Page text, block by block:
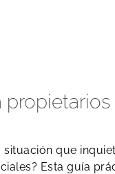
propietarios
que
Esta guía